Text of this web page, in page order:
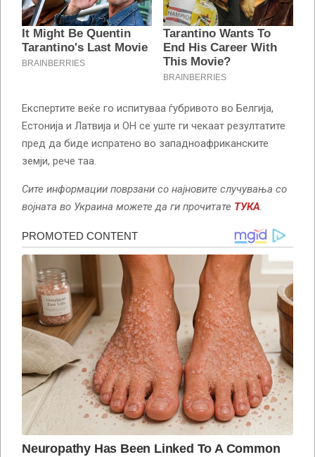
Експертите веќе го испитуваа ѓубривото во Белгија,
Естонија и Латвија и ОН се уште ги чекаат резултатите
пред да биде испратено во западноафриканските
земји, рече таа.
Сите информации поврзани со најновите случувања со
војната во Украина можете да ги прочитате ТУКА.